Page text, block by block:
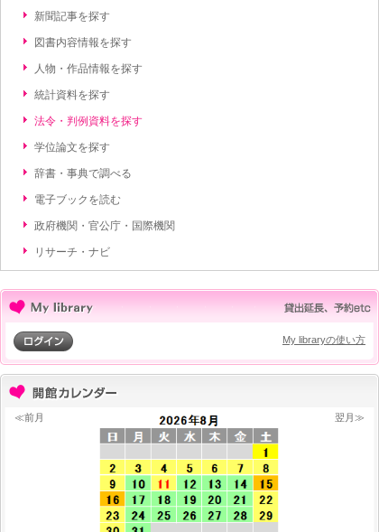
新聞記事を探す
図書内容情報を探す
人物・作品情報を探す
統計資料を探す
法令・判例資料を探す
学位論文を探す
辞書・事典で調べる
電子ブックを読む
政府機関・官公庁・国際機関
リサーチ・ナビ
My libraryの使い方
≪前月 翌月≫